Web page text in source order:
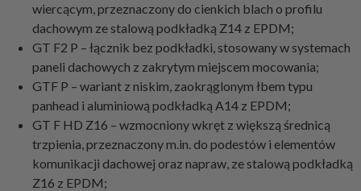
wiercącym, przeznaczony do cienkich blach o profilu
dachowym ze stalową podkładką Z14 z EPDM;
GT F2 P – łącznik bez podkładki, stosowany w systemach
paneli dachowych z zakrytym miejscem mocowania;
GTF P – wariant z niskim, zaokrąglonym łbem typu
panhead i aluminiową podkładką A14 z EPDM;
GT F HD Z16 – wzmocniony wkręt z większą średnicą
trzpienia, przeznaczony m.in. do podestów i elementów
komunikacji dachowej oraz napraw, ze stalową podkładką
Z16 z EPDM;